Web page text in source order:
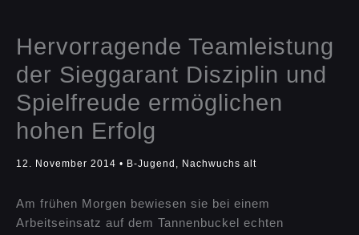
Hervorragende Teamleistung
der Sieggarant Disziplin und
Spielfreude ermöglichen
hohen Erfolg
12. November 2014 • B-Jugend , Nachwuchs alt
Am frühen Morgen bewiesen sie bei einem
Arbeitseinsatz auf dem Tannenbuckel echten